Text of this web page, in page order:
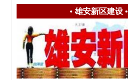
• 雄安新区建设•